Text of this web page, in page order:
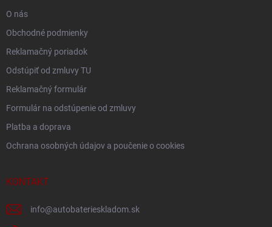
O nás
Obchodné podmienky
Reklamačný poriadok
Odstúpiť od zmluvy TU
Reklamačný formulár
Formulár na odstúpenie od zmluvy
Platba a doprava
Ochrana osobných údajov a poučenie o cookies
KONTAKT
info@autobaterieskladom.sk